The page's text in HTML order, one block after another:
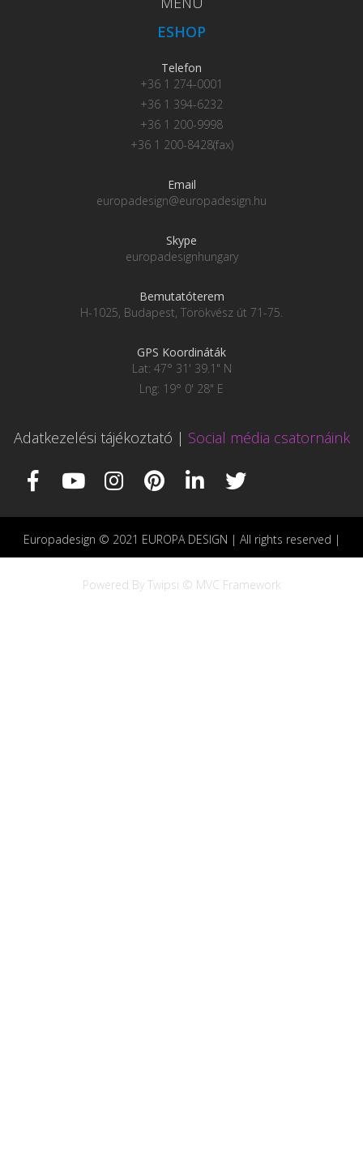
ESHOP
Telefon
+36 1 274-0001
+36 1 394-6232
+36 1 200-9998
+36 1 200-8428(fax)
Email
europadesign@europadesign.hu
Skype
europadesignhungary
Bemutatóterem
H-1025, Budapest, Törökvész út 71-75.
GPS Koordináták
Lat: 47° 31' 39.1" N
Lng: 19° 0' 28" E
Adatkezelési tájékoztató | Social média csatornáink
Europadesign © 2021 EUROPA DESIGN | All rights reserved |
Powered By Twipsi © MVC Framework